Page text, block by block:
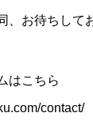
、お待ちして
はこちら
contact/